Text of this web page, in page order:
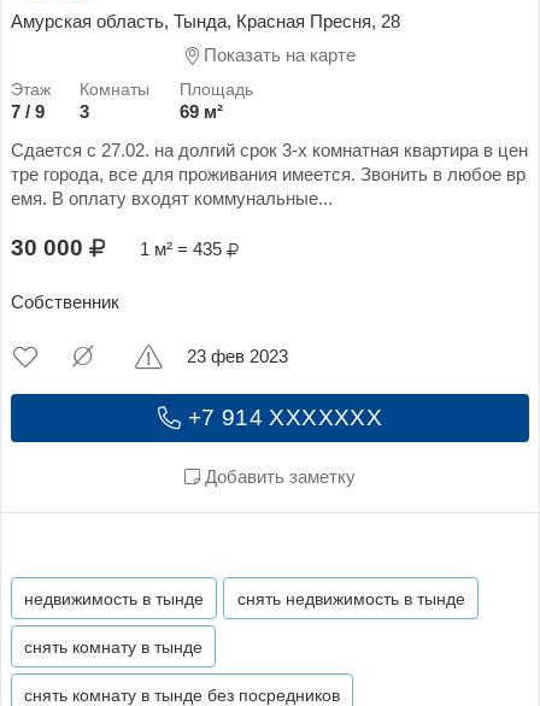
Амурская область, Тында, Красная Пресня, 28
Показать на карте
7 / 9 3
69 м²
Сдается с 27.02. на долгий срок 3-х комнатная квартира в цен
тре города, все для проживания имеется. Звонить в любое вр
емя. В оплату входят коммунальные...
30 000 1 м² = 435
Собственник
+7 914 XXXXXXX
Добавить заметку
23 фев 2023
недвижимость в тынде снять недвижимость в тынде
снять комнату в тынде
снять комнату в тынде без посредников